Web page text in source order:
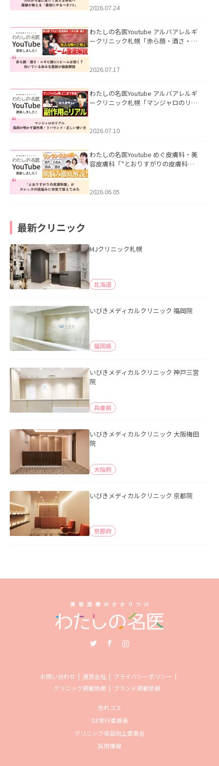
た。
2026.07.24
わたしの名医Youtube アルバアレルギ
ークリニック札幌「赤ら顔・酒さ・ニ
した。
2026.07.17
わたしの名医Youtube アルバアレルギ
ークリニック札幌「マンジャロのリア
た。
2026.07.10
わたしの名医Youtube めぐ皮膚科・美
容皮膚科「”とおりすがりの皮膚科
2026.06.05
最新クリニック
MJクリニック札幌
北海道
いびきメディカルクリニック 福岡院
福岡県
いびきメディカルクリニック 神戸三宮
院
兵庫県
いびきメディカルクリニック 大阪梅田
院
大阪府
いびきメディカルクリニック 京都院
京都府
お問い合わせ 運営会社
プライバシーポリシー
クリニック掲載依頼
ブランド掲載依頼
売れコス
DX実行委員長
クリニック収益向上委員会
採用情報